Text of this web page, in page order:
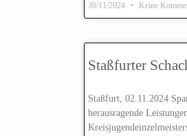
30/11/2024 Keine
Staßfurter
Staßfurt, 02.11.2024
herausragende